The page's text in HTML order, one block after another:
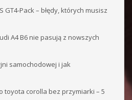
GT4-Pack – błędy, których musisz
A4 B6 nie pasują z nowszych
samochodowej i jak
toyota corolla bez przymiarki – 5